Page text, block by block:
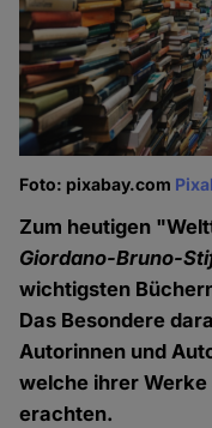
Foto: pixabay.com
Zum heutigen
Giordano-Bruno-
wichtigsten
Das Besondere
Autorinnen und
welche ihrer Werke
erachten.